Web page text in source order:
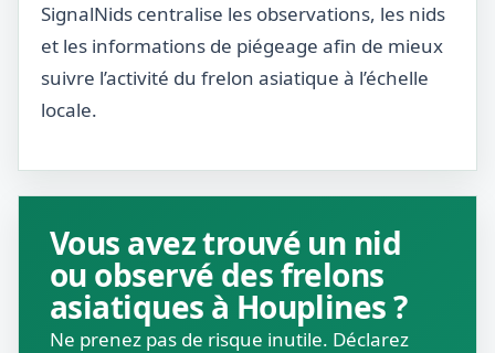
SignalNids centralise les observations, les nids
et les informations de piégeage afin de mieux
suivre l’activité du frelon asiatique à l’échelle
locale.
Vous avez trouvé un nid
ou observé des frelons
asiatiques à Houplines ?
Ne prenez pas de risque inutile. Déclarez